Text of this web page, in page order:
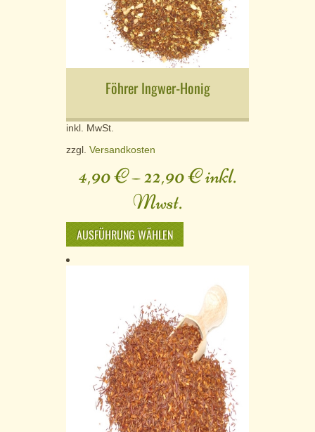
Föhrer Ingwer-Honig
inkl. MwSt.
zzgl. Versandkosten
4,90€–22,90€inkl.
Mwst.
AUSFÜHRUNG WÄHLEN